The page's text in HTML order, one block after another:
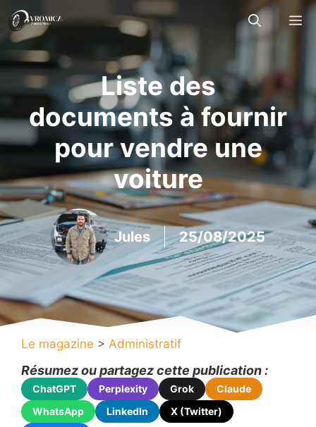
Aller
au
contenu
Liste des
documents à fournir
pour vendre une
voiture
Jules 25/08/2025
Le magazine > Administratif
Résumez ou partagez cette publication :
ChatGPT Perplexity Grok
Claude
WhatsApp
LinkedIn
X (Twitter)